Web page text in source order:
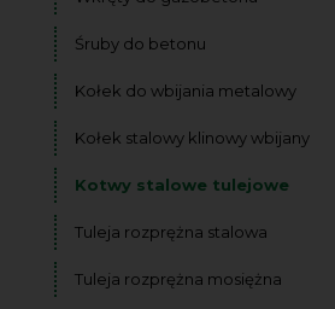
Śruby do betonu
Kołek do wbijania metalowy
Kołek stalowy klinowy wbijany
Kotwy stalowe tulejowe
Tuleja rozprężna stalowa
Tuleja rozprężna mosiężna